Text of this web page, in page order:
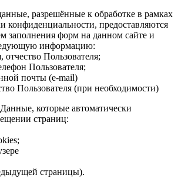
разрешённые к обработке в рамках
конфиденциальности, предоставляются
заполнения форм на данном сайте и
информацию:
Пользователя;
Пользователя;
почты (e-mail)
Пользователя (при необходимости)
которые автоматически
страниц:
страницы).